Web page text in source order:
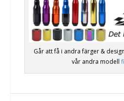
Går att få i andra färger &
vår andra modell